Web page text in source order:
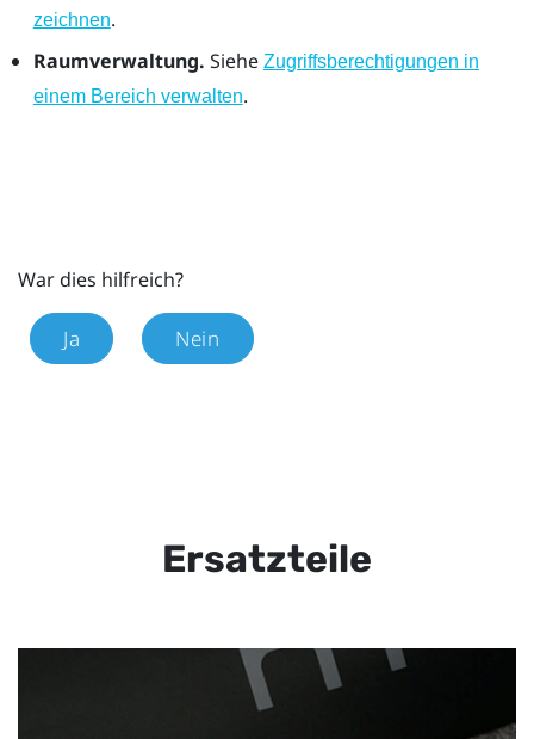
zeichnen.
Raumverwaltung. Siehe Zugriffsberechtigungen in
einem Bereich verwalten.
War dies hilfreich?
Ja Nein
Ersatzteile